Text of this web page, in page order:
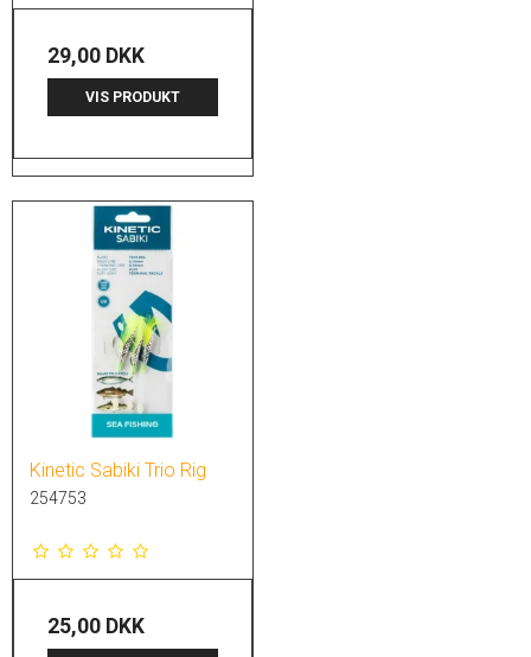
29,00 DKK
VIS PRODUKT
Kinetic Sabiki Trio Rig
254753
25,00 DKK